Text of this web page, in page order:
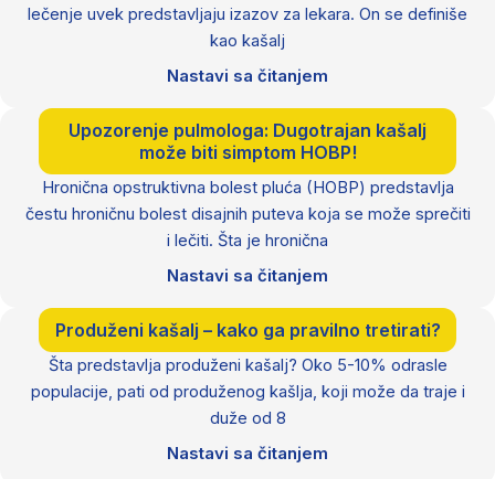
lečenje uvek predstavljaju izazov za lekara. On se definiše
kao kašalj
Nastavi sa čitanjem
Upozorenje pulmologa: Dugotrajan kašalj
može biti simptom HOBP!
Hronična opstruktivna bolest pluća (HOBP) predstavlja
čestu hroničnu bolest disajnih puteva koja se može sprečiti
i lečiti. Šta je hronična
Nastavi sa čitanjem
Produženi kašalj – kako ga pravilno tretirati?
Šta predstavlja produženi kašalj? Oko 5-10% odrasle
populacije, pati od produženog kašlja, koji može da traje i
duže od 8
Nastavi sa čitanjem